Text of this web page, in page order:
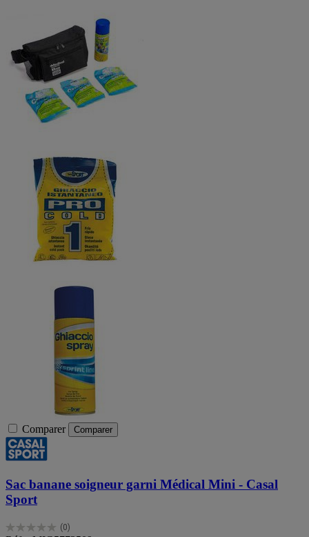
Comparer Comparer
Sac banane soigneur garni Médical Mini - Casal
Sport
(0)
0.0